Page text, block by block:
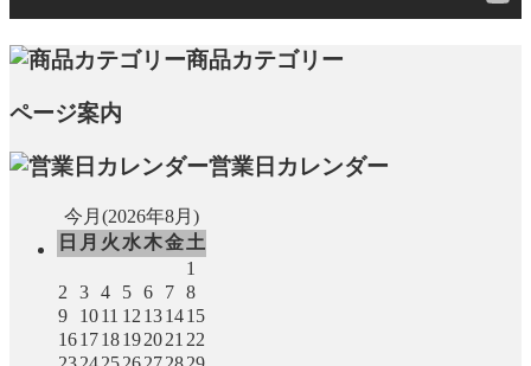
商品カテゴリー
ページ案内
営業日カレンダー
今月(2026年8月)
日 月 火 水木金土
1
2
3 4 5 6 7 8
9
1011 12 131415
161718192021 22